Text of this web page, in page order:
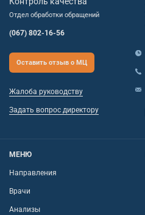
Отдел обработки обращений
(067) 802-16-56
Оставить отзыв о МЦ
Жалоба руководству
Задать вопрос директору
МЕНЮ
Направления
Врачи
Анализы